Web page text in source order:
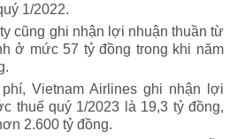
1/2022.
cũng ghi nhận lợi nhuận thuần từ
ở mức 57 tỷ đồng trong khi năm
Vietnam Airlines ghi nhận lợi
thuế quý 1/2023 là 19,3 tỷ đồng,
2.600 tỷ đồng.